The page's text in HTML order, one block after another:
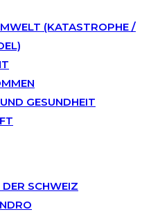
(KATASTROPHE /
GESUNDHEIT
SCHWEIZ